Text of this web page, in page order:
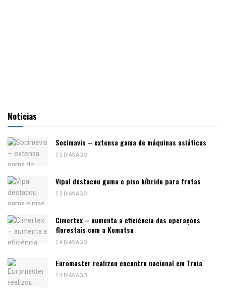
Notícias
Socimavis – extensa gama de máquinas asiáticas
2 DIAS AGO
Vipal destacou gama e piso híbrido para frotas
3 DIAS AGO
Cimertex – aumenta a eficiência das operações
florestais com a Komatsu
4 DIAS AGO
Euromaster realizou encontro nacional em Troia
4 DIAS AGO